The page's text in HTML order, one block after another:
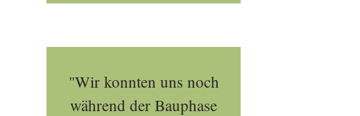
"Wir konnten uns noch
während der Bauphase